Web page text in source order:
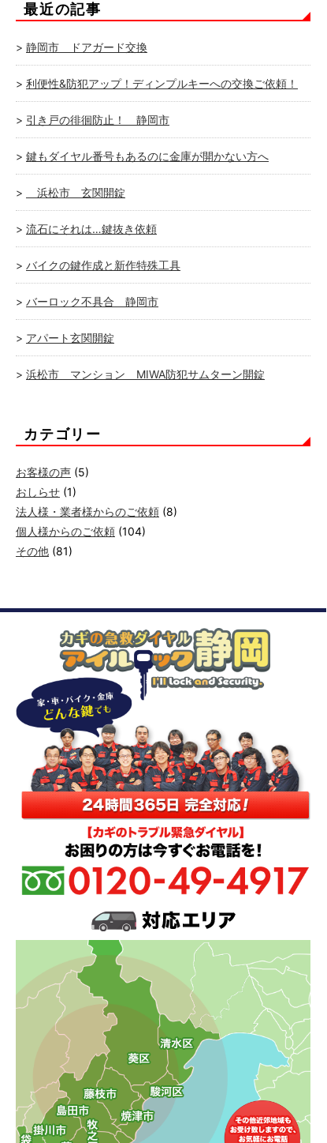
最近の記事
静岡市 ドアガード交換
利便性&防犯アップ！ディンプルキーへの交換ご依頼！
引き戸の徘徊防止！ 静岡市
鍵もダイヤル番号もあるのに金庫が開かない方へ
浜松市 玄関開錠
流石にそれは…鍵抜き依頼
バイクの鍵作成と新作特殊工具
バーロック不具合 静岡市
アパート玄関開錠
浜松市 マンション MIWA防犯サムターン開錠
カテゴリー
お客様の声 (5)
おしらせ (1)
法人様・業者様からのご依頼 (8)
個人様からのご依頼 (104)
その他 (81)